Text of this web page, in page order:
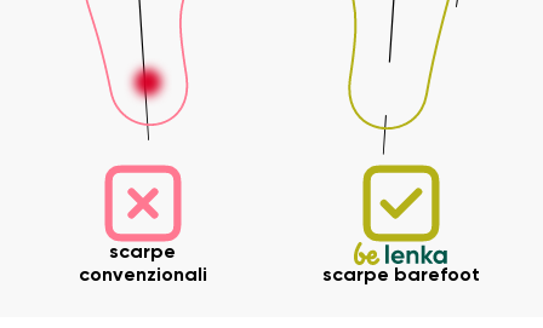
scarpe
convenzionali
scarpe barefoot